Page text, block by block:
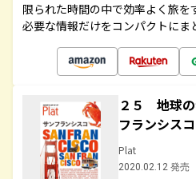
限られた時間の中で効率よく旅
必要な情報だけをコンパクトにま
２５ 地球
フランシスコ
Plat
2020.02.12 発売